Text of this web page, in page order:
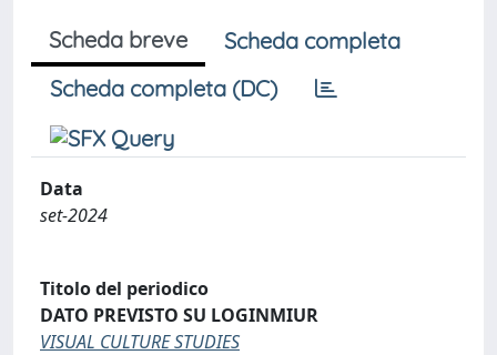
Scheda breve
Scheda completa
Scheda completa (DC)
Data
set-2024
Titolo del periodico
DATO PREVISTO SU LOGINMIUR
VISUAL CULTURE STUDIES